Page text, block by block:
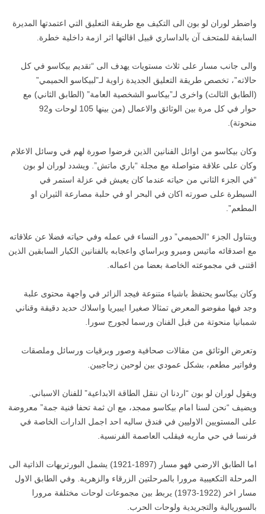
واضطر لوران لو بون الى التكيف مع طريقة التعليق التي اعتمدتها المديرة
السابقة للمتحف آن بالداساري قبيل اقالتها اثر ازمة داخلية خطرة.
والى جانب مسار على ثلاث مستويات يهدف الى “تقديم بيكاسو في كل
حالاته”، تخصص طريقة التعليق الجديدة زاوية لـ”لبيكاسو الحميمي”
(الطابق الثالث) واخرى لـ”بيكاسو الشخصية العامة” (الطابق الثاني) مع
حوار في كل مرة بين الوثائق والاعمال (من بينها 105 لوحات و92
منحوتة).
وكان بيكاسو من اوائل الفنانين الذين فرضوا صورة لهم في وسائل الاعلام
وكان على علاقة متواصلة مع مجلة “باري ماتش”. ويشدد لوران لو بون
“في الجزء الثاني من حياته عندما كان يعيش في عزلة استمر في
السيطرة على صورته اكان في البحر او في حلبة مصارعة الثيران او
المطعم”.
ويتناول الجزء “الحميمي” دور النساء في عمله وفي حياته فضلا عن علاقاته
مع اصدقائه ماتيس وميرو وبراساي واعجابه بالفنانين الكبار السابقين الذين
اقتنى في مجموعته الخاصة بعضا من اعماله.
وكان بيكاسو يحتفظ باشياء متنوعة فيجد الزائر في واجهة محتوى علبة
وجد فيها مفوضو المعرض تمثالا صغيرا ايبيريا واسلاك حديد دقيقة وقناني
شمبانيا منحوتة من قبل الفنان ورسما لجورج سورا.
وتعرض الوثائق من مقالات صحافية وصور وبرقيات ورسائل وملصقات
وفواتير مطعم، بشكل عمودي بين لوحين زجاجيين.
ويقول لوران لو بون “اردنا ان ننقل الطاقة الابداعية” للفنان الاسباني.
ويضيف “نحن لسنا امام بيكاسو ممجد، مع ان ثمة تحفا فنية جمة” معروضة
على المستويين الاوليين في فندق ساليه احد اجمل الدارات الخاصة في
فرنسا في حي ماريه فيقلب العاصمة الفرنسية.
اما الطابق الارضي فهو مسار (1897-1921) يشمل البورتريهات الذاتية الى
المرحلة التكعيبية مرورا بالمرحلتين الزرقاء والزهرية. وفي الطابق الاول
مسار اخر (1922-1973) يربط بين مجموعات لوحات مختلفة مرورا
بالسوريالية والتجريدية ولوحات الحرب.